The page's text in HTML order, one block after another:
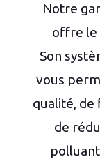
Notre
offre le
Son
vous
qualité,
de